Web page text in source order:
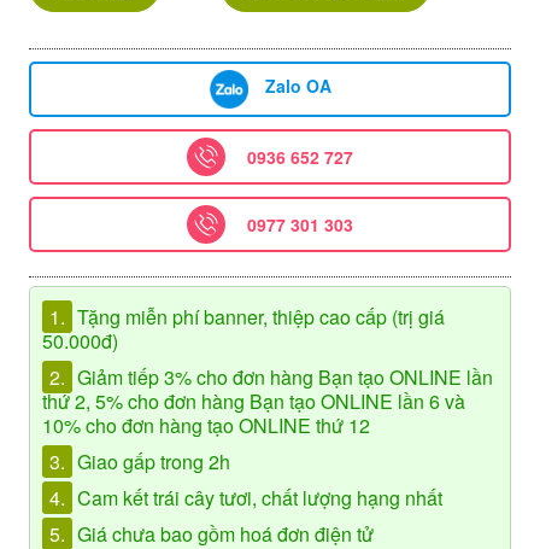
Zalo OA
0936 652 727
0977 301 303
1. Tặng miễn phí banner, thiệp cao cấp (trị giá
50.000đ)
2. Giảm tiếp 3% cho đơn hàng Bạn tạo ONLINE lần
thứ 2, 5% cho đơn hàng Bạn tạo ONLINE lần 6 và
10% cho đơn hàng tạo ONLINE thứ 12
3. Giao gấp trong 2h
4. Cam kết trái cây tươi, chất lượng hạng nhất
5. Giá chưa bao gồm hoá đơn điện tử